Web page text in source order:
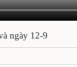
ngày 12-9